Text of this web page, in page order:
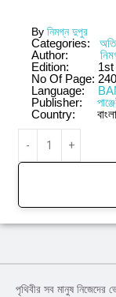
By নিমগ্ন দুপুর
Categories:
Author:
Edition:
No Of Page: 240
Language:
Publisher:
Country:
পৃথিবীর সব মানুষ